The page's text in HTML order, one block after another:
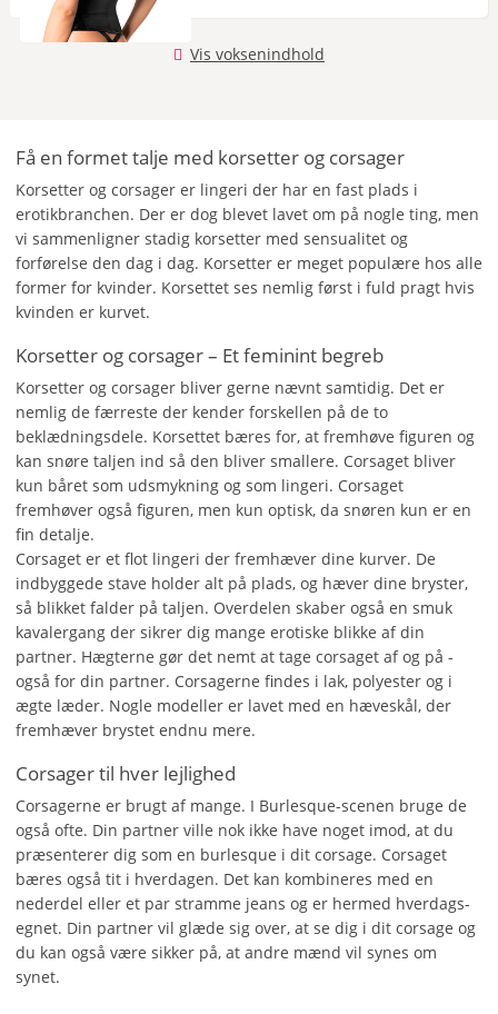
Vis voksenindhold
Få en formet talje med korsetter og corsager
Korsetter og corsager er lingeri der har en fast plads i
erotikbranchen. Der er dog blevet lavet om på nogle ting, men
vi sammenligner stadig korsetter med sensualitet og
forførelse den dag i dag. Korsetter er meget populære hos alle
former for kvinder. Korsettet ses nemlig først i fuld pragt hvis
kvinden er kurvet.
Korsetter og corsager – Et feminint begreb
Korsetter og corsager bliver gerne nævnt samtidig. Det er
nemlig de færreste der kender forskellen på de to
beklædningsdele. Korsettet bæres for, at fremhøve figuren og
kan snøre taljen ind så den bliver smallere. Corsaget bliver
kun båret som udsmykning og som lingeri. Corsaget
fremhøver også figuren, men kun optisk, da snøren kun er en
fin detalje.
Corsaget er et flot lingeri der fremhæver dine kurver. De
indbyggede stave holder alt på plads, og hæver dine bryster,
så blikket falder på taljen. Overdelen skaber også en smuk
kavalergang der sikrer dig mange erotiske blikke af din
partner. Hægterne gør det nemt at tage corsaget af og på -
også for din partner. Corsagerne findes i lak, polyester og i
ægte læder. Nogle modeller er lavet med en hæveskål, der
fremhæver brystet endnu mere.
Corsager til hver lejlighed
Corsagerne er brugt af mange. I Burlesque-scenen bruge de
også ofte. Din partner ville nok ikke have noget imod, at du
præsenterer dig som en burlesque i dit corsage. Corsaget
bæres også tit i hverdagen. Det kan kombineres med en
nederdel eller et par stramme jeans og er hermed hverdags-
egnet. Din partner vil glæde sig over, at se dig i dit corsage og
du kan også være sikker på, at andre mænd vil synes om
synet.